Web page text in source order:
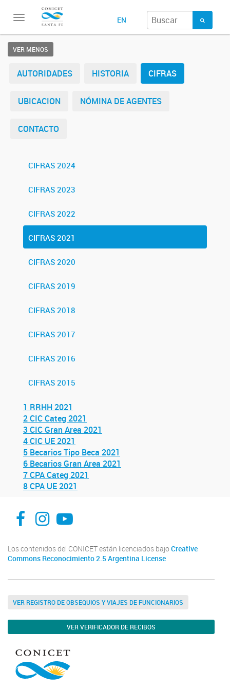
Toggle
EN
VER MENOS
AUTORIDADES HISTORIA CIFRAS
UBICACION NÓMINA DE AGENTES
CONTACTO
CIFRAS 2024
CIFRAS 2023
CIFRAS 2022
CIFRAS 2021
CIFRAS 2020
CIFRAS 2019
CIFRAS 2018
CIFRAS 2017
CIFRAS 2016
CIFRAS 2015
1 RRHH 2021
2 CIC Categ 2021
3 CIC Gran Area 2021
4 CIC UE 2021
5 Becarios Tipo Beca 2021
6 Becarios Gran Area 2021
7 CPA Categ 2021
8 CPA UE 2021
facebook
instagram
Youtube
Los contenidos del CONICET están licenciados bajo Creative
Commons Reconocimiento 2.5 Argentina License
VER REGISTRO DE OBSEQUIOS Y VIAJES DE FUNCIONARIOS
VER VERIFICADOR DE RECIBOS